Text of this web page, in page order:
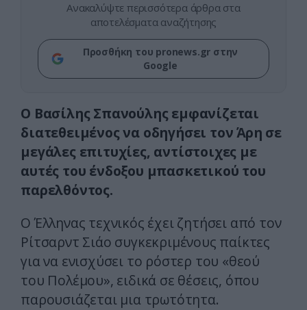
Ανακαλύψτε περισσότερα άρθρα στα
αποτελέσματα αναζήτησης
Προσθήκη του pronews.gr στην
Google
Ο Βασίλης Σπανούλης εμφανίζεται
διατεθειμένος να οδηγήσει τον Άρη σε
μεγάλες επιτυχίες, αντίστοιχες με
αυτές του ένδοξου μπασκετικού του
παρελθόντος.
Ο Έλληνας τεχνικός έχει ζητήσει από τον
Ρίτσαρντ Σιάο συγκεκριμένους παίκτες
για να ενισχύσει το ρόστερ του «θεού
του Πολέμου», ειδικά σε θέσεις, όπου
παρουσιάζεται μια τρωτότητα.